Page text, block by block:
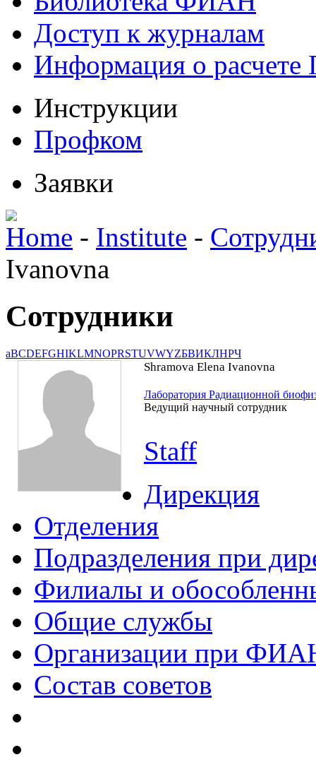
Доступ к журналам
Информация о
Инструкции
Профком
Заявки
Home - Institute -
Ivanovna
Сотрудники
aBCDEFGHIKLMNOPRSTUVWYZБВИКЛНРЧ
Shramova Elena Ivanovna
Лаборатория Радиационной
Ведущий научный сотрудник
Staff
Дирекция
Отделения
Подразделения при
Филиалы и
Общие службы
Организации при
Состав советов